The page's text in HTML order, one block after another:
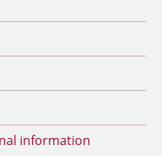
information